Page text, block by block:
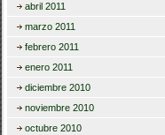
abril 2011
marzo 2011
febrero 2011
enero 2011
diciembre 2010
noviembre 2010
octubre 2010